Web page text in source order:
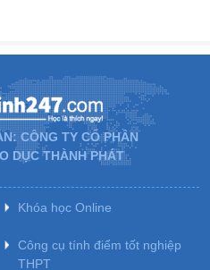
CÔNG TY CỔ PHẦN
DỤC THÀNH PHÁT
Khóa học Online
Công cụ tính điểm tốt nghiệp
THPT